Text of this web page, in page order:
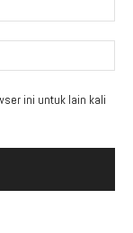
ini untuk lain kali